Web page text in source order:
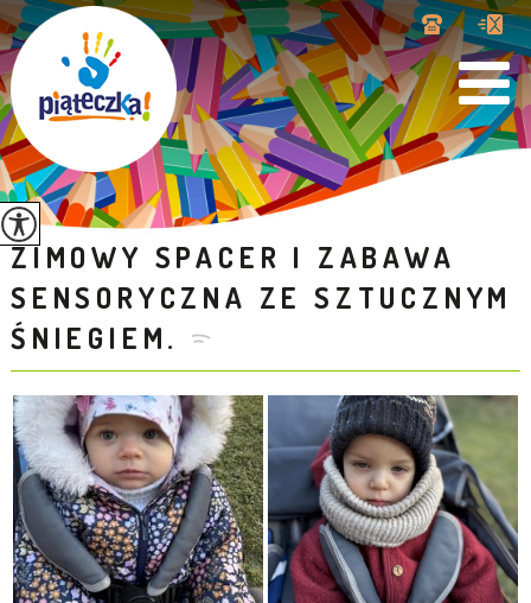
ZIMOWY SPACER I ZABAWA
SENSORYCZNA ZE SZTUCZNYM
ŚNIEGIEM.